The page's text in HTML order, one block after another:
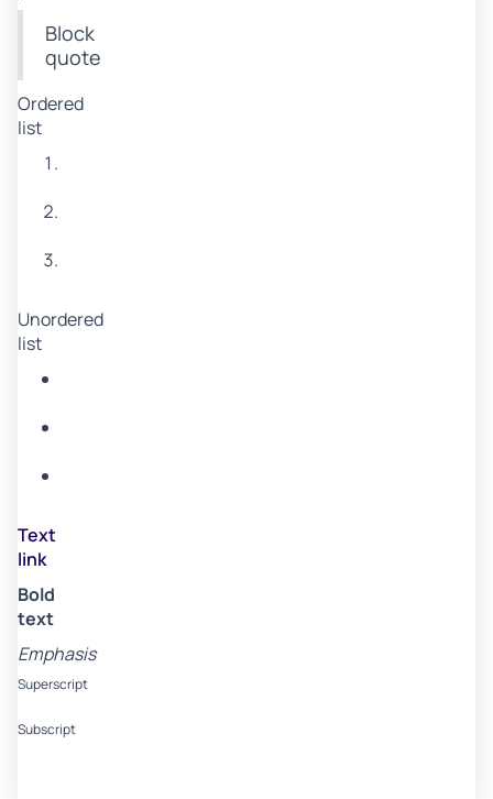
Block
quote
Ordered
list
Unordered
list
Text
link
Bold
text
Emphasis
Superscript
Subscript